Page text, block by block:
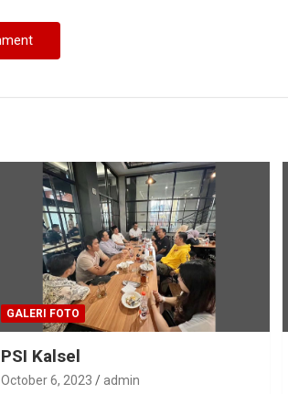
GALERI FOTO
PSI Kalsel
October 6, 2023 admin